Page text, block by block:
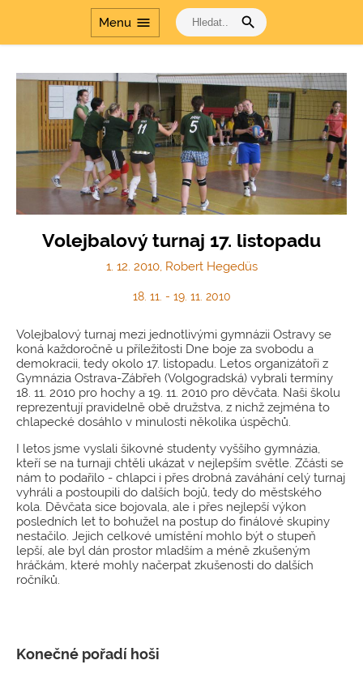
Menu menu search
Volejbalový turnaj 17. listopadu
1. 12. 2010, Robert Hegedüs
18. 11. - 19. 11. 2010
Volejbalový turnaj mezi jednotlivými gymnázii Ostravy se
koná každoročně u příležitosti Dne boje za svobodu a
demokracii, tedy okolo 17. listopadu. Letos organizátoři z
Gymnázia Ostrava-Zábřeh (Volgogradská) vybrali termíny
18. 11. 2010 pro hochy a 19. 11. 2010 pro děvčata. Naši školu
reprezentují pravidelně obě družstva, z nichž zejména to
chlapecké dosáhlo v minulosti několika úspěchů.
I letos jsme vyslali šikovné studenty vyššího gymnázia,
kteří se na turnaji chtěli ukázat v nejlepším světle. Zčásti se
nám to podařilo - chlapci i přes drobná zaváhání celý turnaj
vyhráli a postoupili do dalších bojů, tedy do městského
kola. Děvčata sice bojovala, ale i přes nejlepší výkon
posledních let to bohužel na postup do finálové skupiny
nestačilo. Jejich celkové umístění mohlo být o stupeň
lepší, ale byl dán prostor mladším a méně zkušeným
hráčkám, které mohly načerpat zkušenosti do dalších
ročníků.
Konečné pořadí hoši